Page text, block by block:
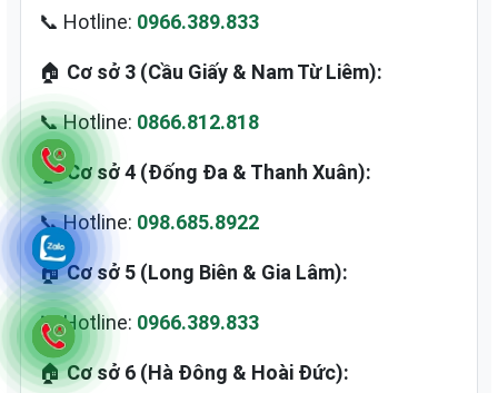
📞 Hotline: 0966.389.833
🏠 Cơ sở 3 (Cầu Giấy & Nam Từ Liêm):
📞 Hotline: 0866.812.818
🏠Cơ sở 4 (Đống Đa & Thanh Xuân):
📞 Hotline: 098.685.8922
🏠Cơ sở 5 (Long Biên & Gia Lâm):
📞 Hotline: 0966.389.833
🏠Cơ sở 6 (Hà Đông & Hoài Đức):